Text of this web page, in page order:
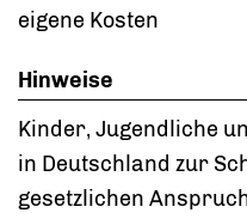
eigene Kosten
Hinweise
Kinder, Jugendliche
in Deutschland zur
gesetzlichen